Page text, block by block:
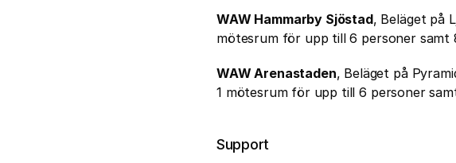
WAW Hammarby Sjöstad, Beläget på
mötesrum för upp till 6 personer
WAW Arenastaden, Beläget på
1 mötesrum för upp till 6 personer
Support